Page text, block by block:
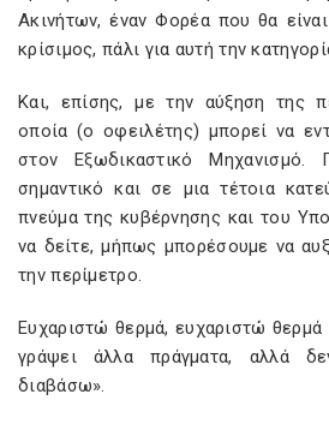
Ακινήτων, έναν Φορέα που θα
κρίσιμος, πάλι για αυτή την
Και, επίσης, με την αύξηση της
οποία (ο οφειλέτης) μπορεί να
στον Εξωδικαστικό Μηχανισμό.
σημαντικό και σε μια τέτοια
πνεύμα της κυβέρνησης και του
να δείτε, μήπως μπορέσουμε να
την περίμετρο.
Ευχαριστώ θερμά, ευχαριστώ θερμά
γράψει άλλα πράγματα, αλλά
διαβάσω».